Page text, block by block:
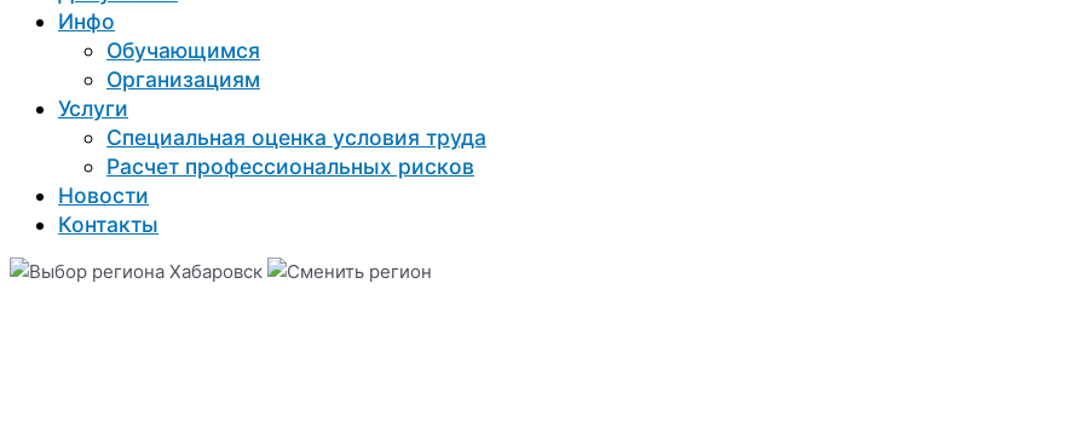
Инфо
Обучающимся
Организациям
Услуги
Специальная оценка условия труда
Расчет профессиональных рисков
Новости
Контакты
Хабаровск